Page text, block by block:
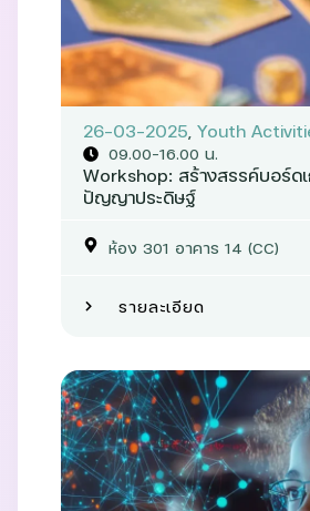
26-03-2025, Youth
09.00-16.00 น.
Workshop: สร้างสรรค์บอร์ด
ปัญญาประดิษฐ์
ห้อง 301 อาคาร 14 (CC)
รายละเอียด